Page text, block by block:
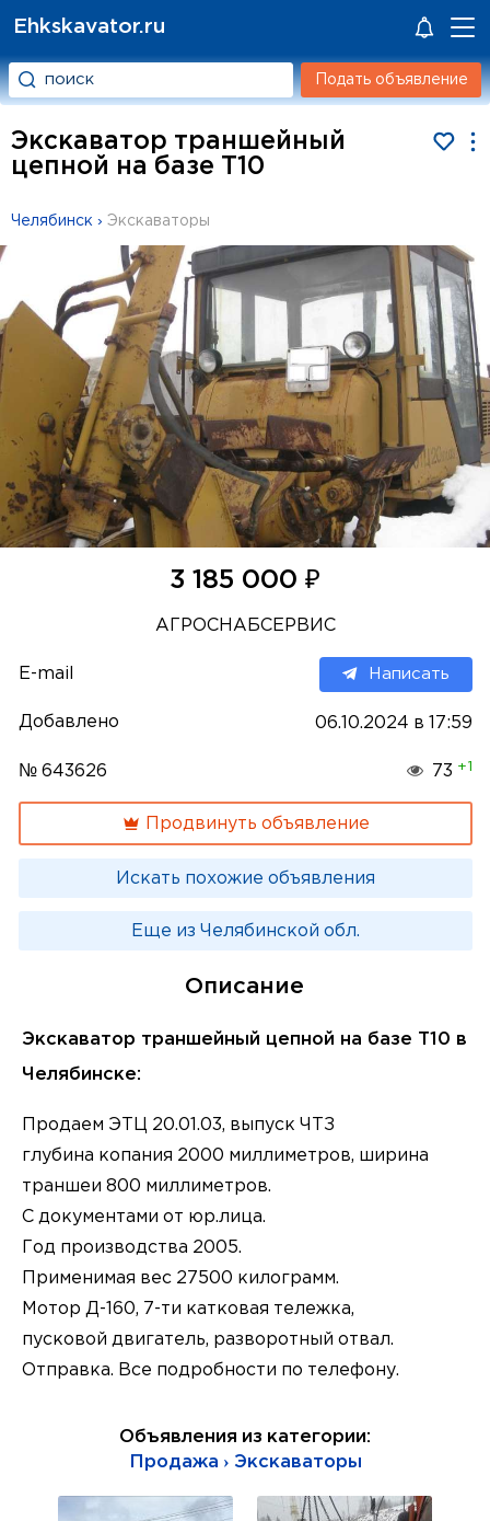
Ehkskavator.ru
Подать объявление
Экскаватор траншейный
цепной на базе Т10
Челябинск › Экскаваторы
3 185 000 ₽
АГРОСНАБСЕРВИС
E-mail Написать
Добавлено 06.10.2024 в 17:59
№ 643626 73 +1
Продвинуть объявление
Искать похожие объявления
Еще из Челябинской обл.
Описание
Экскаватор траншейный цепной на базе Т10 в
Челябинске:
Продаем ЭТЦ 20.01.03, выпуск ЧТЗ
глубина копания 2000 миллиметров, ширина
траншеи 800 миллиметров.
С документами от юр.лица.
Год производства 2005.
Применимая вес 27500 килограмм.
Мотор Д-160, 7-ти катковая тележка,
пусковой двигатель, разворотный отвал.
Отправка. Все подробности по телефону.
Объявления из категории:
Продажа › Экскаваторы